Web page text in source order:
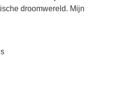
droomwereld. Mijn